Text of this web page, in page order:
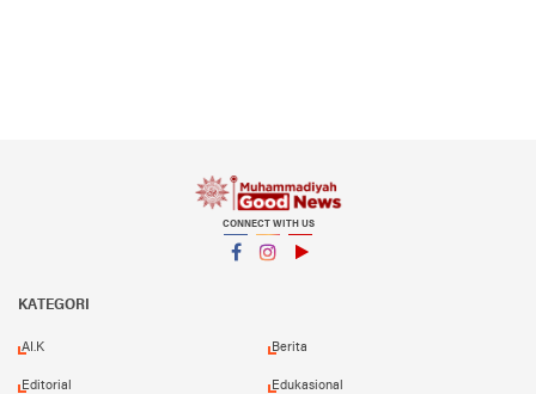
CONNECT WITH US
KATEGORI
AI.K Berita
Editorial Edukasional